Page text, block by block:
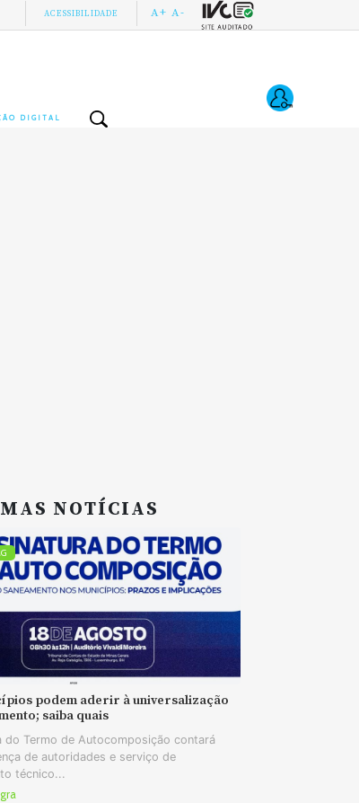
ACESSIBILIDADE A+ A-
DIGITAL
NOTÍCIAS
podem aderir à universalização
saiba quais
do Termo de Autocomposição contará
de autoridades e serviço de
técnico...